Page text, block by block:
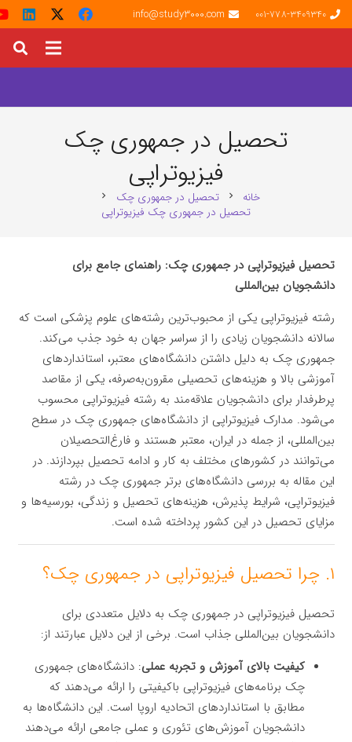
001-778-3409340
info@study3000.com
تحصیل در جمهوری چک
فیزیوتراپی
خانه chevron_right تحصیل در جمهوری چک chevron_right
تحصیل در جمهوری چک فیزیوتراپی
تحصیل فیزیوتراپی در جمهوری چک: راهنمای جامع برای
دانشجویان بین‌المللی
رشته فیزیوتراپی یکی از محبوب‌ترین رشته‌های علوم پزشکی است که
سالانه دانشجویان زیادی را از سراسر جهان به خود جذب می‌کند.
جمهوری چک به دلیل داشتن دانشگاه‌های معتبر، استانداردهای
آموزشی بالا و هزینه‌های تحصیلی مقرون‌به‌صرفه، یکی از مقاصد
پرطرفدار برای دانشجویان علاقه‌مند به رشته فیزیوتراپی محسوب
می‌شود. مدارک فیزیوتراپی از دانشگاه‌های جمهوری چک در سطح
بین‌المللی، از جمله در ایران، معتبر هستند و فارغ‌التحصیلان
می‌توانند در کشورهای مختلف به کار و ادامه تحصیل بپردازند. در
این مقاله به بررسی دانشگاه‌های برتر جمهوری چک در رشته
فیزیوتراپی، شرایط پذیرش، هزینه‌های تحصیل و زندگی، بورسیه‌ها و
مزایای تحصیل در این کشور پرداخته شده است.
۱. چرا تحصیل فیزیوتراپی در جمهوری چک؟
تحصیل فیزیوتراپی در جمهوری چک به دلایل متعددی برای
دانشجویان بین‌المللی جذاب است. برخی از این دلایل عبارتند از:
کیفیت بالای آموزش و تجربه عملی: دانشگاه‌های جمهوری
چک برنامه‌های فیزیوتراپی باکیفیتی را ارائه می‌دهند که
مطابق با استانداردهای اتحادیه اروپا است. این دانشگاه‌ها به
دانشجویان آموزش‌های تئوری و عملی جامعی ارائه می‌دهند